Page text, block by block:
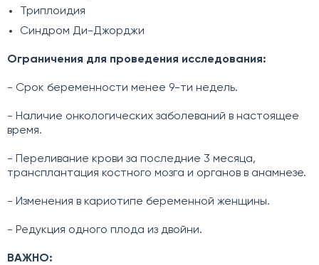
Триплоидия
Синдром Ди-Джорджи
Ограничения для проведения исследования:
- Срок беременности менее 9-ти недель.
- Наличие онкологических заболеваний в настоящее
время.
- Переливание крови за последние 3 месяца,
трансплантация костного мозга и органов в анамнезе.
- Изменения в кариотипе беременной женщины.
- Редукция одного плода из двойни.
ВАЖНО: